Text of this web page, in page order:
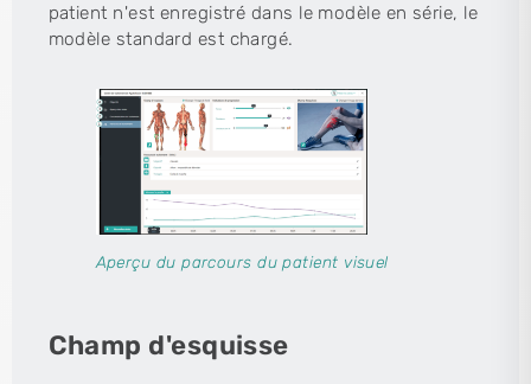
patient n'est enregistré dans le modèle en série, le
modèle standard est chargé.
Aperçu du parcours du patient visuel
Champ d'esquisse